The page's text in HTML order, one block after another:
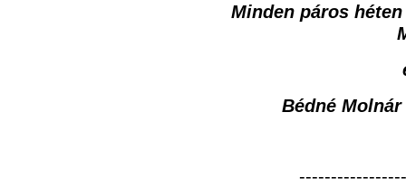
Minden páros
Bédné Molnár